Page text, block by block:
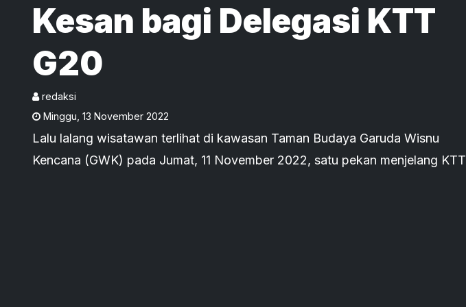
Kesan bagi Delegasi KTT
G20
redaksi
Minggu 13 November 2022
Lalu lalang wisatawan terlihat di kawasan Taman Budaya Garuda Wisnu
Kencana (GWK) pada Jumat, 11 November 2022, satu pekan menjelang KTT